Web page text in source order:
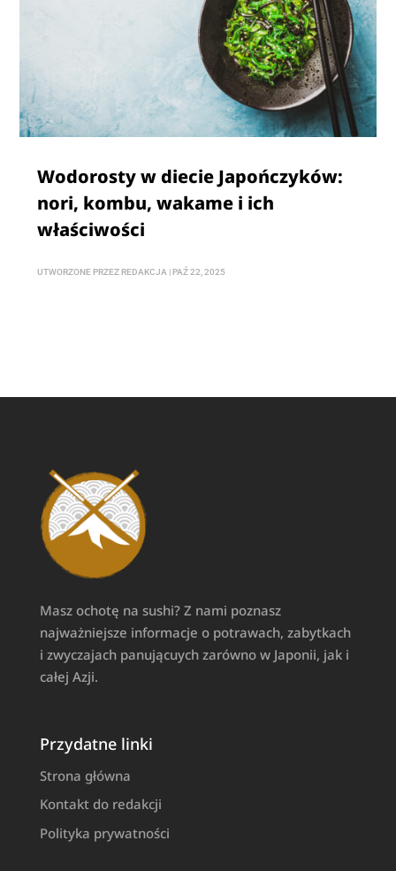
Wodorosty w diecie Japończyków:
nori, kombu, wakame i ich
właściwości
UTWORZONE PRZEZ REDAKCJA | PAŹ 22, 2025
Masz ochotę na sushi? Z nami poznasz
najważniejsze informacje o potrawach, zabytkach
i zwyczajach panującuych zarówno w Japonii, jak i
całej Azji.
Przydatne linki
Strona główna
Kontakt do redakcji
Polityka prywatności